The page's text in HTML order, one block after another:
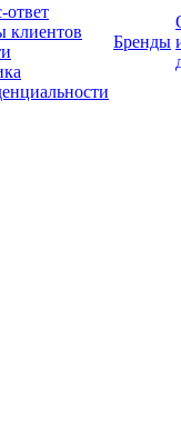
ответ
клиентов
Бренды